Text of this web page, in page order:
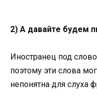
2) А давайте будем
Иностранец под
поэтому эти слова
непонятна для слуха